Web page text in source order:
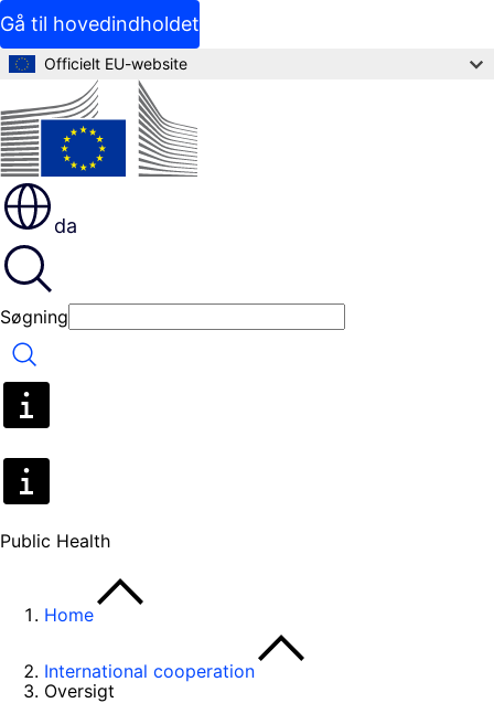
Gå til hovedindholdet
Officielt EU-website
da
Søgning
Søgning
Public Health
Home
International cooperation
Oversigt